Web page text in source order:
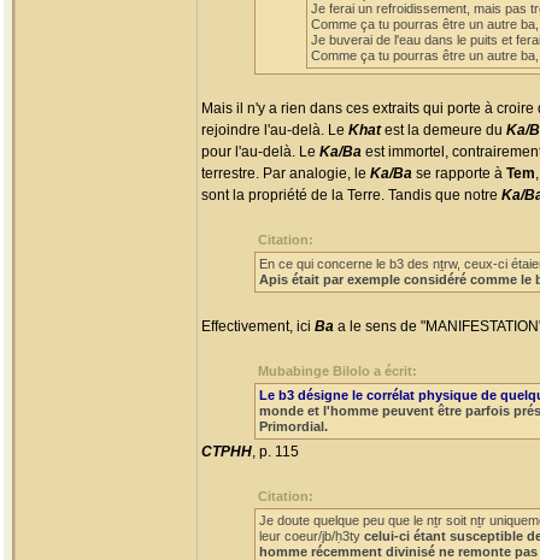
Je ferai un refroidissement, mais pas
Comme ça tu pourras être un autre
Je buverai de l'eau dans le puits et
Comme ça tu pourras être un autre
Mais il n'y a rien dans ces extraits qui porte à
rejoindre l'au-delà. Le Khatest la demeure du Ka/
pour l'au-delà. Le Ka/Ba est immortel,
terrestre. Par analogie, le Ka/Ba se rapporte à Tem
sont la propriété de la Terre. Tandis que notre Ka/
Citation:
En ce qui concerne le b3 des nṯrw, ceux-ci
Apis était par exemple considéré comme le
Effectivement, ici Ba a le sens de
Mubabinge Bilolo a écrit:
Le b3 désigne le corrélat physique de
monde et l'homme peuvent être parfois
Primordial.
CTPHH, p. 115
Citation:
Je doute quelque peu que le nṯr soit nṯr
leur coeur/jb/ḥ3ty celui-ci étant susceptible
homme récemment divinisé ne remonte